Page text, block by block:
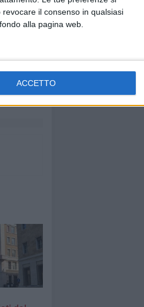
il consenso in qualsiasi
alla pagina web.
ACCETTO
il
la